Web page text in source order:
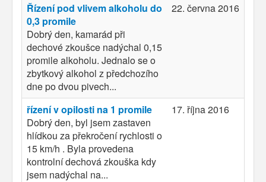
Řízení pod vlivem alkoholu do
0,3 promile
Dobrý den, kamarád při
dechové zkoušce nadýchal 0,15
promile alkoholu. Jednalo se o
zbytkový alkohol z předchozího
dne po dvou pivech...
22. června 2016
řízení v opilosti na 1 promile
Dobrý den, byl jsem zastaven
hlídkou za překročení rychlosti o
15 km/h . Byla provedena
kontrolní dechová zkouška kdy
jsem nadýchal na...
17. října 2016